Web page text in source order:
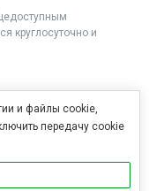
круглосуточно и
и файлы cookie,
передачу cookie